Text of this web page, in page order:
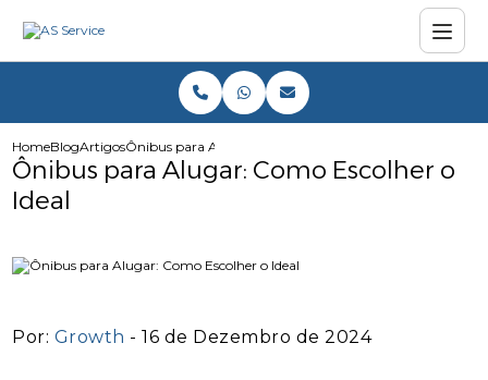
HomeBlogArtigosÔnibus para Alugar: Como Escolher o Ideal
Ônibus para Alugar: Como Escolher o
Ideal
Por: Growth - 16 de Dezembro de 2024